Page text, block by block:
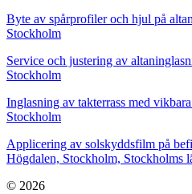
Byte av spårprofiler och hjul på
Stockholm
Service och justering av
Stockholm
Inglasning av takterrass med
Stockholm
Applicering av solskyddsfilm på
Högdalen, Stockholm, Stockholms
© 2026